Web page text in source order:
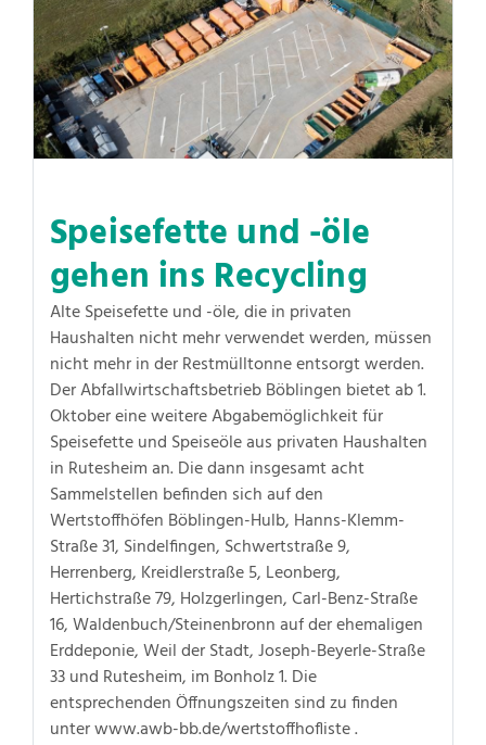
Speisefette und -öle
gehen ins Recycling
Alte Speisefette und -öle, die in privaten
Haushalten nicht mehr verwendet werden, müssen
nicht mehr in der Restmülltonne entsorgt werden.
Der Abfallwirtschaftsbetrieb Böblingen bietet ab 1.
Oktober eine weitere Abgabemöglichkeit für
Speisefette und Speiseöle aus privaten Haushalten
in Rutesheim an. Die dann insgesamt acht
Sammelstellen befinden sich auf den
Wertstoffhöfen Böblingen-Hulb, Hanns-Klemm-
Straße 31, Sindelfingen, Schwertstraße 9,
Herrenberg, Kreidlerstraße 5, Leonberg,
Hertichstraße 79, Holzgerlingen, Carl-Benz-Straße
16, Waldenbuch/Steinenbronn auf der ehemaligen
Erddeponie, Weil der Stadt, Joseph-Beyerle-Straße
33 und Rutesheim, im Bonholz 1. Die
entsprechenden Öffnungszeiten sind zu finden
unter www.awb-bb.de/wertstoffhofliste .